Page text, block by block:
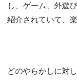
し、ゲーム、外遊
紹介されていて、
どのやらかしに対